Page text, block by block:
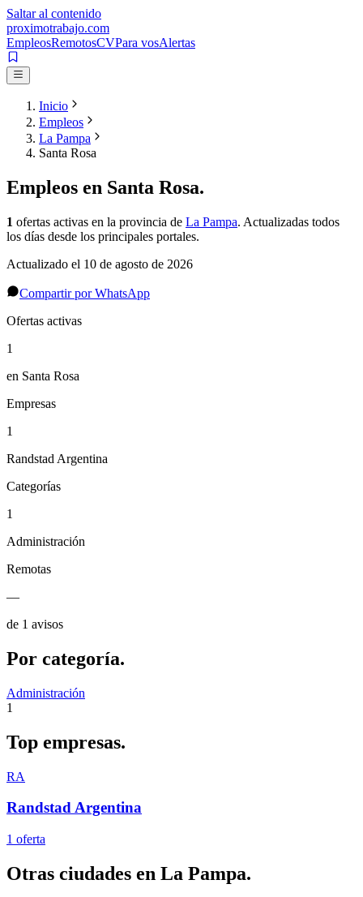
Saltar al contenido
proximotrabajo.com
EmpleosRemotosCVPara vosAlertas
Inicio
Empleos
La Pampa
Santa Rosa
Empleos en Santa Rosa.
1 ofertas activas en la provincia de La Pampa. Actualizadas todos
los días desde los principales portales.
Actualizado el 10 de agosto de 2026
Compartir por WhatsApp
Ofertas activas
1
en Santa Rosa
Empresas
1
Randstad Argentina
Categorías
1
Administración
Remotas
—
de 1 avisos
Por categoría.
Administración
1
Top empresas.
RA
Randstad Argentina
1 oferta
Otras ciudades en La Pampa.